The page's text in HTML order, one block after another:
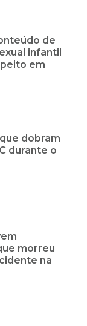
de
infantil
em
dobram
durante o
morreu
na